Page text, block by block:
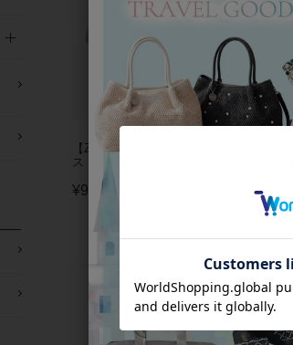
【ZSiSKA】≪BLISS≫レジンフックピア
ス
¥9,900